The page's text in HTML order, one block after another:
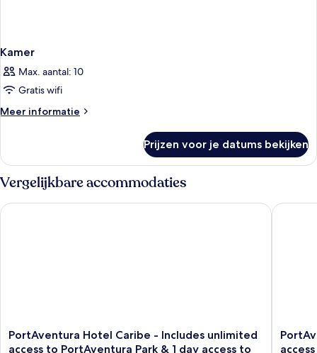
Kamer
Max. aantal: 10
Gratis wifi
Meer informatie
Meer
Prijzen voor je datums bekijken
Vergelijkbare accommodaties
PortAventura
Hotel
PortAventura Hotel Caribe - Includes unlimited
access to PortAventura Park & 1 day access to
PortAventura Hotel Caribe - Includes unlimited access to
Hotel